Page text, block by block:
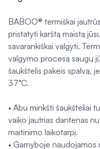
BABOO® termiškai
pristatyti karštą maistą
savarankiškai valgyti.
valgymo procesą saugų
šaukštelis pakeis spalvą,
37°C.
• Abu minkšti šaukšteliai
vaiko jautrias dantenas
maitinimo laikotarpį.
• Gamyboje